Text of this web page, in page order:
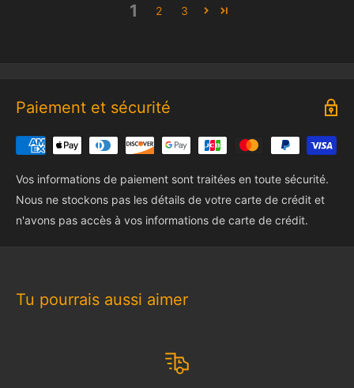
1 2 3
Paiement et sécurité
Vos informations de paiement sont traitées en toute sécurité.
Nous ne stockons pas les détails de votre carte de crédit et
n'avons pas accès à vos informations de carte de crédit.
Tu pourrais aussi aimer